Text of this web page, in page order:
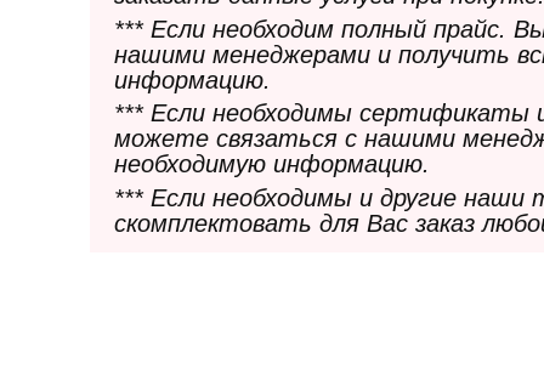
*** Если необходим полный прайс.
нашими менеджерами и получить
информацию.
*** Если необходимы сертификаты
можете связаться с нашими
необходимую информацию.
*** Если необходимы и другие
скомплектовать для Вас заказ